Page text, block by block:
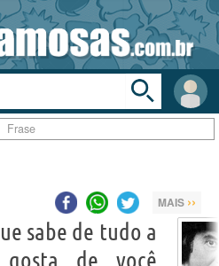
Área
do
Toggle
search
bar
Frase
MAIS ››
sabe de tudo a
de você